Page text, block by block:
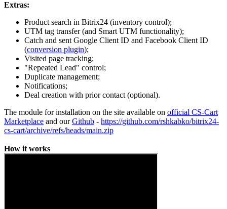
Extras:
Product search in Bitrix24 (inventory control);
UTM tag transfer (and Smart UTM functionality);
Catch and sent Google Client ID and Facebook Client ID
(conversion plugin);
Visited page tracking;
"Repeated Lead" control;
Duplicate management;
Notifications;
Deal creation with prior contact (optional).
The module for installation on the site available on official CS-Cart
Marketplace and ourGithub - https://github.com/rshkabko/bitrix24-
cs-cart/archive/refs/heads/main.zip
How it works